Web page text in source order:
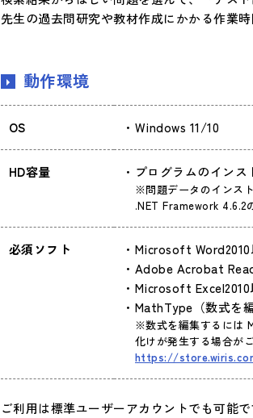
先生の過去問研究や教材作成にかかる作業
動作環境
OS Windows 11/10
HD容量 プログラムのインス
※問題データのインス
.NET Framework 4.6.2
必須ソフト
Microsoft Word2010
Adobe Acrobat
Microsoft Excel2010
MathType（数式を
※数式を編集するには
化けが発生する場合が
https://
ご利用は標準ユーザーアカウントでも可能